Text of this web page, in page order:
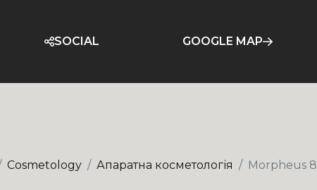
SOCIAL GOOGLE MAP
Cosmetology Апаратна косметологія Morpheus 8